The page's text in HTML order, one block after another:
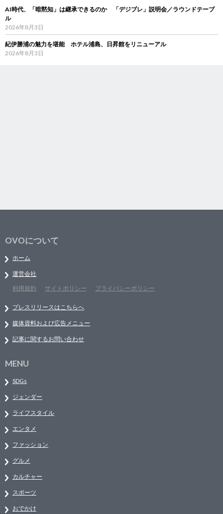
AI時代、「暗黙知」は継承できるのか 「デジブレ」説明会／ラウンドテーブ
ル
2026年8月3日
紀伊勝浦の魅力を堪能 ホテル浦島、日昇館をリニューアル
2026年8月3日
OVOについて
ホーム
運営会社
利用規約
サイトポリシー プライバシーポリシー
プレスリリースはこちらへ
媒体資料および広告メニュー
記事に関するお問い合わせ
MENU
SDGs
ジェンダー
ライフスタイル
エンタメ
ファッション
グルメ
カルチャー
スポーツ
おでかけ